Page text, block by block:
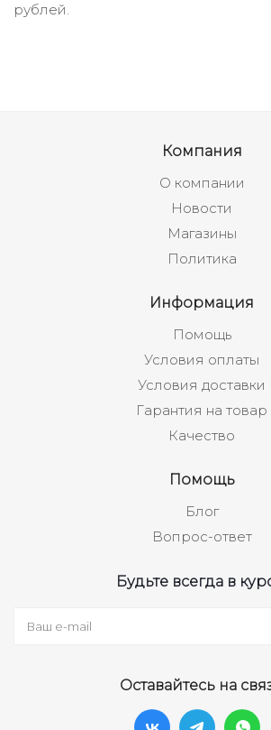
рублей.
Компания
О компании
Новости
Магазины
Политика
Информация
Помощь
Условия оплаты
Условия доставки
Гарантия на товар
Качество
Помощь
Блог
Вопрос-ответ
Будьте всегда в
Оставайтесь на